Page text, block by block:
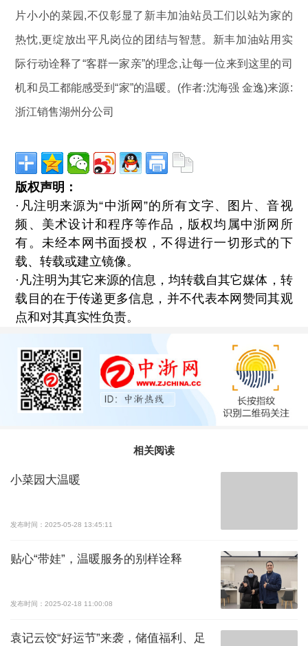
片小小的菜园,不仅彰显了新丰加油站员工们以站为家的
热忱,更绽放出平凡岗位的团结与智慧。新丰加油站用实
际行动诠释了“客群一家亲”的理念,让每一位来到这里的司
机和员工都能感受到“家”的温暖。(作者:沈海强 金逸)来源:
浙江销售湖州分公司
版权声明：
·凡注明来源为“中浙网”的所有文字、图片、音视
频、美术设计和程序等作品，版权均属中浙网所
有。未经本网书面授权，不得进行一切形式的下
载、转载或建立镜像。
·凡注明为其它来源的信息，均转载自其它媒体，转
载目的在于传递更多信息，并不代表本网赞同其观
点和对其真实性负责。
相关阅读
小菜园大温暖
发布时间：2025-05-28 13:45:11
贴心“带娃”，温暖服务的别样诠释
发布时间：2025-02-18 11:00:08
袁记云饺“好运节”来袭，储值福利、足